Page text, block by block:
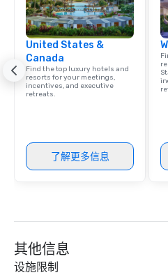
corporate group event through
Smacking Foodie Tours, the entire
group is assured a top-notch
experience with three to four
signature dishes at each
Our affordable tours are priced
person with tax and gratuities
provides guests a signature
at various stops. Build Your Network
to engage the person to the left
place at multiple restaurants, with
walking in between, there are
United States &
Canada
Find the top luxury hotels and
resorts for your meetings,
incentives, and executive
retreats.
了解更多信息
其他信息
设施限制